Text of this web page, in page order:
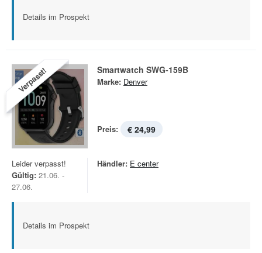
Details im Prospekt
Verpasst! Smartwatch SWG-159B
Marke: Denver
Preis: € 24,99
Leider verpasst!
Gültig: 21.06. -
27.06.
Händler: E center
Details im Prospekt